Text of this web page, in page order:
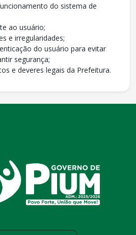
do sistema de
ao usuário;
e irregularidades;
do usuário para evitar
segurança;
e deveres legais da Prefeitura.